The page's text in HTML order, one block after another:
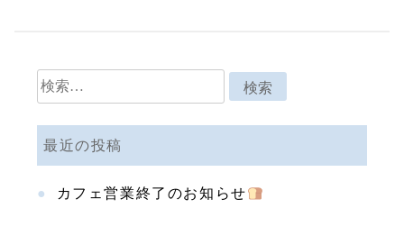
検
索:
最近の投稿
カフェ営業終了のお知らせ